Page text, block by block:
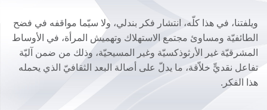
ويلفتنا، في هذا كلّه، انتشار فكر بندلي، ولا سيّما مواقفه في فضح
الطائفيّة ومساوئ مجتمع الاستهلاك وتهميش المرأة، في الأوساط
المشرقيّة غير الأرثوذكسيّة وغير المسيحيّة، وذلك من ضمن آليّة
تفاعل نقديٍّ خلاّقة، ما يدلّ على أصالة البعد الثقافيّ الذي يحمله
هذا الفكر.